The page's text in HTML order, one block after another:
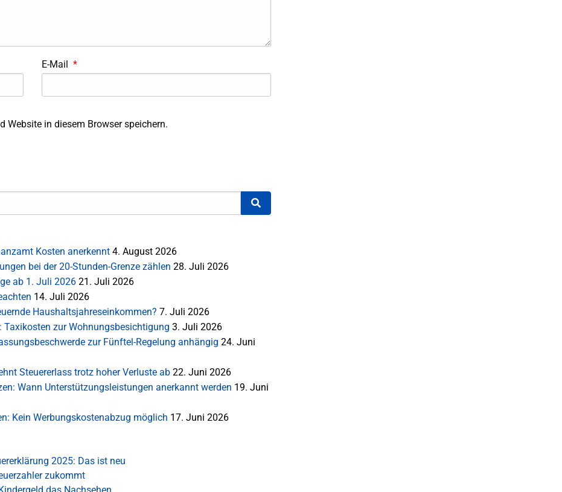
E-Mail *
Website in diesem Browser speichern.
Kosten anerkennt 4. August 2026
bei der 20-Stunden-Grenze zählen 28. Juli 2026
ab 1. Juli 2026 21. Juli 2026
14. Juli 2026
Haushaltsjahreseinkommen? 7. Juli 2026
zur Wohnungsbesichtigung 3. Juli 2026
zur Fünftel-Regelung anhängig 24. Juni
Steuererlass trotz hoher Verluste ab 22. Juni 2026
Wann Unterstützungsleistungen anerkannt werden 19. Juni
Kein Werbungskostenabzug möglich 17. Juni 2026
2025: Das ist neu
zukommt